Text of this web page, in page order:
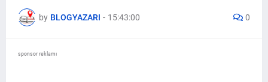
by BLOGYAZARI - 15:43:00 0
sponsor reklamı